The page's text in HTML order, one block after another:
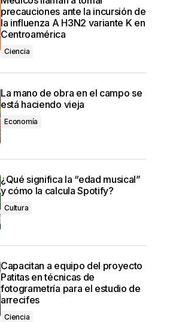
precauciones ante la incursión de
la influenza A H3N2 variante K en
Centroamérica
Ciencia
La mano de obra en el campo se
está haciendo vieja
Economía
¿Qué significa la “edad musical”
y cómo la calcula Spotify?
Cultura
Capacitan a equipo del proyecto
Patitas en técnicas de
fotogrametría para el estudio de
arrecifes
Ciencia